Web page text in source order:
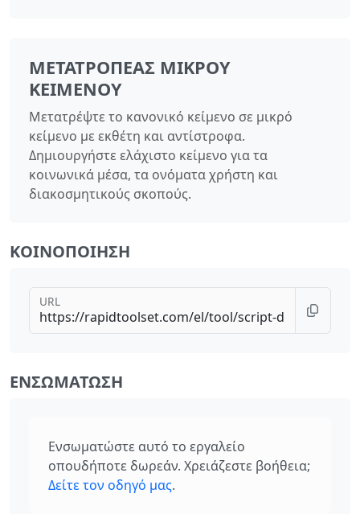
ΜΕΤΑΤΡΟΠΈΑΣ ΜΙΚΡΟΎ
ΚΕΙΜΈΝΟΥ
Μετατρέψτε το κανονικό κείμενο σε μικρό
κείμενο με εκθέτη και αντίστροφα.
Δημιουργήστε ελάχιστο κείμενο για τα
κοινωνικά μέσα, τα ονόματα χρήστη και
διακοσμητικούς σκοπούς.
ΚΟΙΝΟΠΟΊΗΣΗ
URL
ΕΝΣΩΜΆΤΩΣΗ
Ενσωματώστε αυτό το εργαλείο
οπουδήποτε δωρεάν. Χρειάζεστε βοήθεια;
Δείτε τον οδηγό μας.